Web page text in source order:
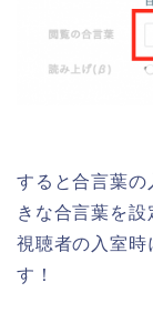
すると合言葉の
きな合言葉を設
視聴者の入室時
す！